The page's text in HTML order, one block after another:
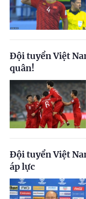
Đội tuyển Việt
quân!
Đội tuyển Việt
áp lực